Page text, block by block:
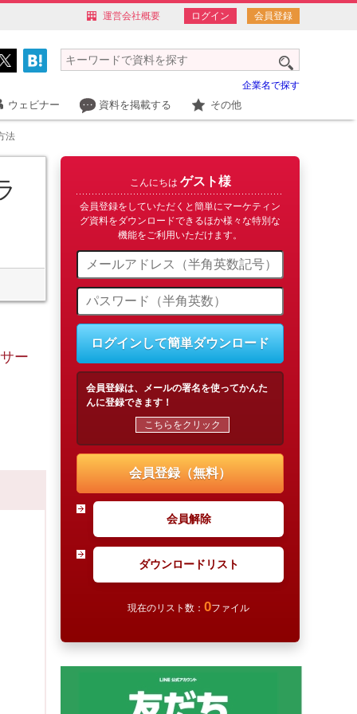
運営会社概要 ログイン 会員登録
企業名で探す
ウェビナー 資料を掲載する その他
法
ー
こんにちは ゲスト様
会員登録をしていただくと簡単にマーケティン
グ資料をダウンロードできるほか様々な特別な
機能をご利用いただけます。
ログインして簡単ダウンロード
会員登録は、メールの署名を使ってかんた
んに登録できます！
こちらをクリック
会員登録（無料）
会員解除
ダウンロードリスト
現在のリスト数： 0ファイル